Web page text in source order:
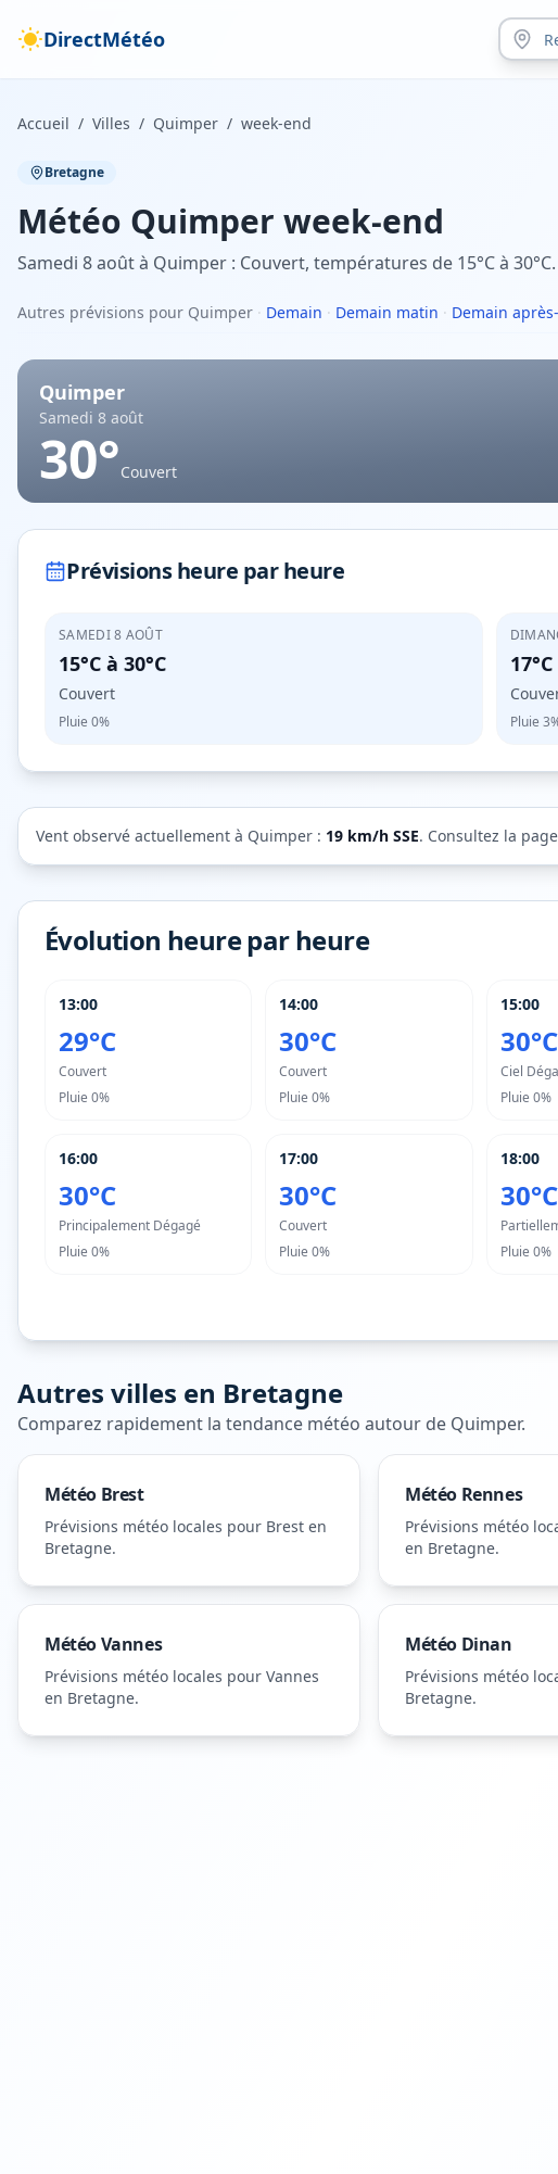
DirectMétéo
Accueil / Villes / Quimper / week-end
Bretagne
Météo Quimper week-end
Samedi 8 août à Quimper : Couvert, températures de 15°C à 30°C.
Autres prévisions pour Quimper · Demain · Demain matin · Demain
Quimper
Samedi 8 août
30°Couvert
Prévisions heure par heure
SAMEDI 8 AOÛT
15°C à 30°C
Couvert
Pluie 0%
17°C
Pluie
Vent observé actuellement à Quimper : 19 km/h SSE. Consultez la
Évolution heure par heure
13:00
29°C
Couvert
Pluie 0%
14:00
30°C
Couvert
Pluie0%
15:00
30°C
Ciel
Pluie 0%
16:00
30°C
Principalement Dégagé
Pluie 0%
17:00
30°C
Couvert
Pluie0%
18:00
30°C
Pluie 0%
Autres villes en Bretagne
Comparez rapidement la tendance météo autour de Quimper.
Météo Brest
Prévisions météo locales pour Brest en
Bretagne.
Météo Rennes
Prévisions météo
en Bretagne.
MétéoVannes
Prévisions météo locales pour Vannes
en Bretagne.
Météo Dinan
Prévisions météo
Bretagne.